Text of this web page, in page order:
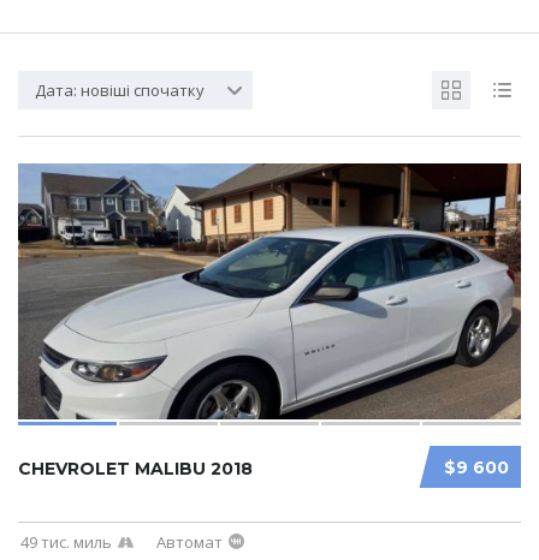
Дата: новіші спочатку
$9 600
CHEVROLET MALIBU 2018
49 тис. миль Автомат